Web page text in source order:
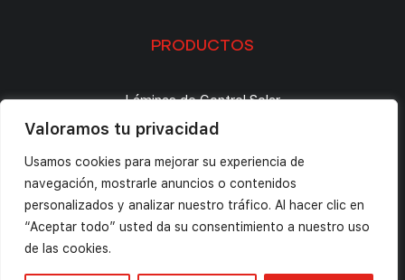
Valoramos tu privacidad
Usamos cookies para mejorar su experiencia de
navegación, mostrarle anuncios o contenidos
personalizados y analizar nuestro tráfico. Al hacer clic en
“Aceptar todo” usted da su consentimiento a nuestro uso
de las cookies.
PRODUCTOS
Láminas de Control Solar
Seguridad
Tintado de Lunas
© 2024 Solar Comfort España. Todos los derechos